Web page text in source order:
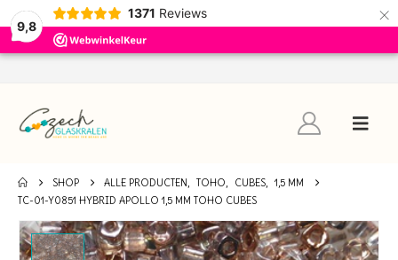
9,8
1371 Reviews ×
SHOP ALLE PRODUCTEN, TOHO, CUBES, 1,5 MM
TC-01-Y0851 HYBRID APOLLO 1,5 MM TOHO CUBES